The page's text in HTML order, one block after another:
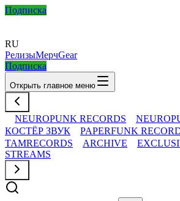
Подписка
RU
РелизыМерчGear
Подписка
Открыть главное меню
NEUROPUNK RECORDS
КОСТЁР ЗВУК
PAPERFUNK
TAMRECORDS
ARCHIVE
STREAMS